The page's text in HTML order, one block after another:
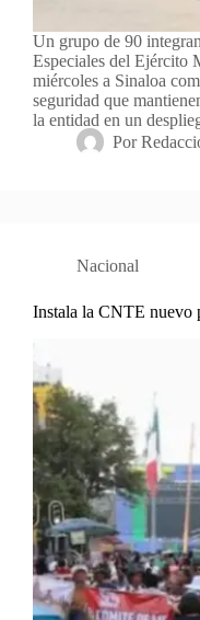
Un grupo de 90
Especiales del Ejército
miércoles a Sinaloa
seguridad que
la entidad en un
Por
Nacional
Instala la CNTE nuevo